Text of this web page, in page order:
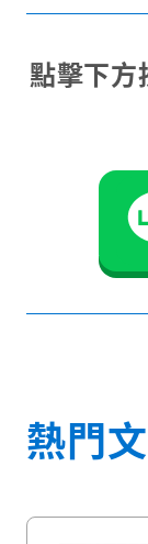
點擊下方
熱門